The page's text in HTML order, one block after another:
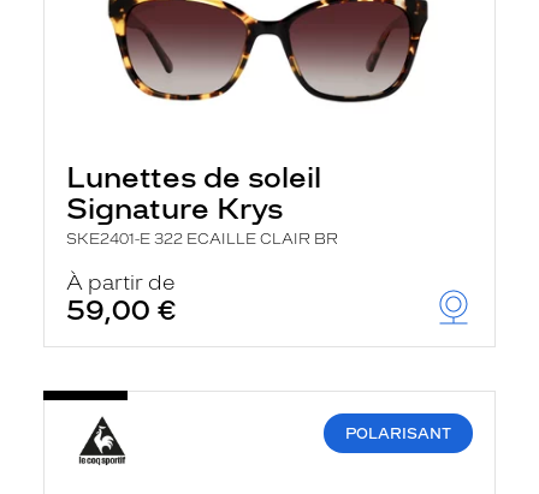
Lunettes de soleil
Signature Krys
SKE2401-E 322 ECAILLE CLAIR BR
À partir de
59,00 €
POLARISANT